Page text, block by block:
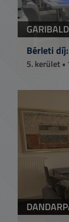
Bérleti díj:
5. kerület •